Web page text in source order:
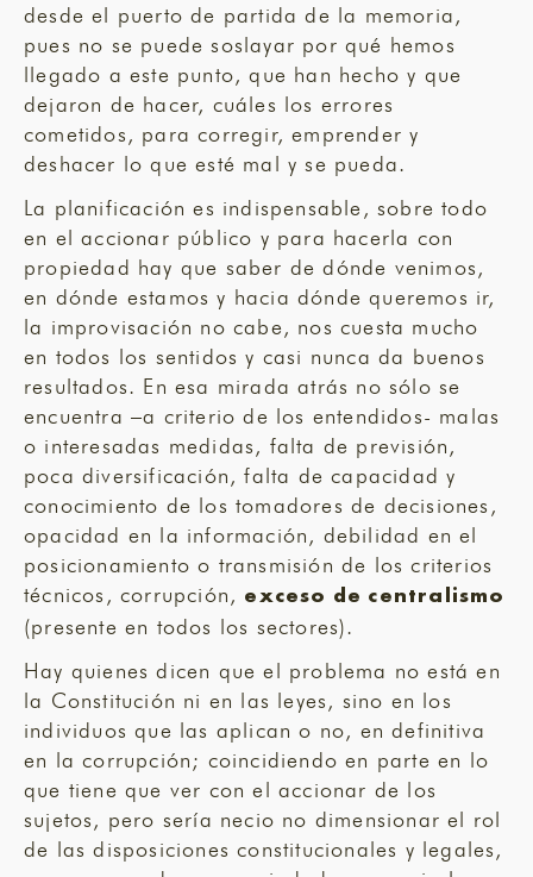
desde el puerto de partida de la memoria,
pues no se puede soslayar por qué hemos
llegado a este punto, que han hecho y que
dejaron de hacer, cuáles los errores
cometidos, para corregir, emprender y
deshacer lo que esté mal y se pueda.
La planificación es indispensable, sobre todo
en el accionar público y para hacerla con
propiedad hay que saber de dónde venimos,
en dónde estamos y hacia dónde queremos ir,
la improvisación no cabe, nos cuesta mucho
en todos los sentidos y casi nunca da buenos
resultados. En esa mirada atrás no sólo se
encuentra –a criterio de los entendidos- malas
o interesadas medidas, falta de previsión,
poca diversificación, falta de capacidad y
conocimiento de los tomadores de decisiones,
opacidad en la información, debilidad en el
posicionamiento o transmisión de los criterios
técnicos, corrupción, exceso de centralismo
(presente en todos los sectores).
Hay quienes dicen que el problema no está en
la Constitución ni en las leyes, sino en los
individuos que las aplican o no, en definitiva
en la corrupción; coincidiendo en parte en lo
que tiene que ver con el accionar de los
sujetos, pero sería necio no dimensionar el rol
de las disposiciones constitucionales y legales,